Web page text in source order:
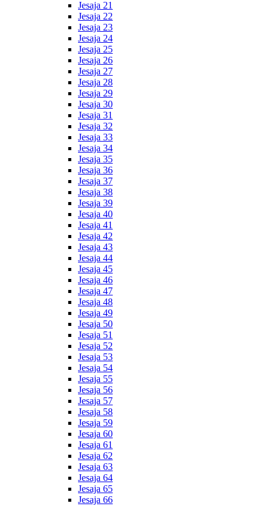
Jesaja 21
Jesaja 22
Jesaja 23
Jesaja 24
Jesaja 25
Jesaja 26
Jesaja 27
Jesaja 28
Jesaja 29
Jesaja 30
Jesaja 31
Jesaja 32
Jesaja 33
Jesaja 34
Jesaja 35
Jesaja 36
Jesaja 37
Jesaja 38
Jesaja 39
Jesaja 40
Jesaja 41
Jesaja 42
Jesaja 43
Jesaja 44
Jesaja 45
Jesaja 46
Jesaja 47
Jesaja 48
Jesaja 49
Jesaja 50
Jesaja 51
Jesaja 52
Jesaja 53
Jesaja 54
Jesaja 55
Jesaja 56
Jesaja 57
Jesaja 58
Jesaja 59
Jesaja 60
Jesaja 61
Jesaja 62
Jesaja 63
Jesaja 64
Jesaja 65
Jesaja 66